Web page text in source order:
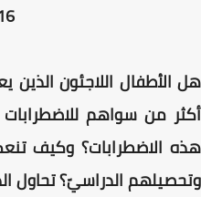
هل الأطفال اللاجئون
أكثر من سواهم
هذه الاضطرابات؟ وكيف
وتحصيلهم الدراسيّ؟ تحاول